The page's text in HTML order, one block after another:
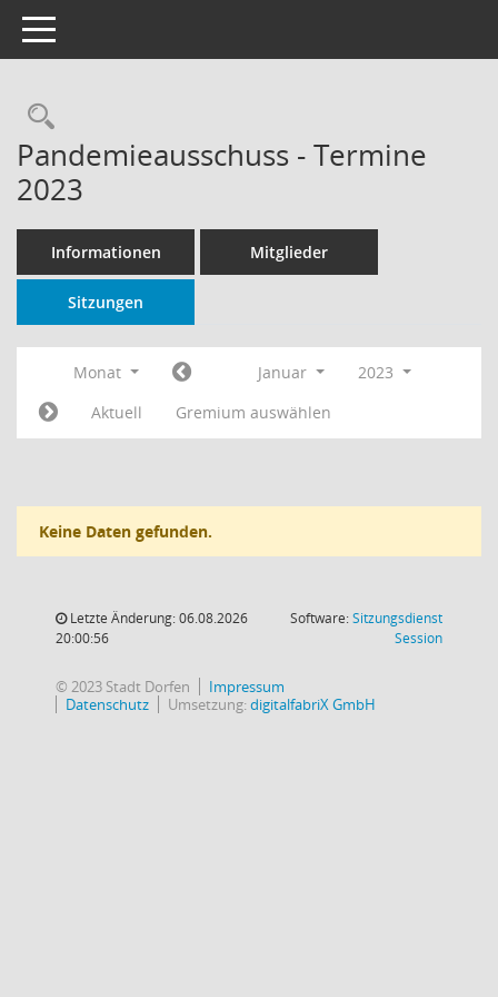
Toggle navigation
Rechercheauswahl
Pandemieausschuss - Termine
2023
Informationen Mitglieder
Sitzungen
Monat Januar
2023
Aktuell
Gremium auswählen
Keine Daten gefunden.
Letzte Änderung: 06.08.2026
20:00:56
Software:Sitzungsdienst
Session(Wird in
© 2023 Stadt Dorfen
Impressum
Datenschutz
Umsetzung:digitalfabriX GmbH